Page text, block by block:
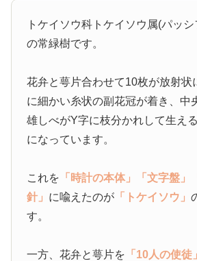
トケイソウ科トケイソウ属(パッ
の常緑樹です。
花弁と萼片合わせて10枚が放射状
に細かい糸状の副花冠が着き、中
雄しべがY字に枝分かれして生え
になっています。
これを 「時計の本体」 「文字盤」
針」 に喩えたのが 「トケイソウ」
す。
一方、花弁と萼片を 「10人の使徒」